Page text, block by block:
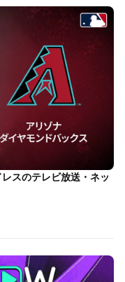
スのテレビ放送・ネッ